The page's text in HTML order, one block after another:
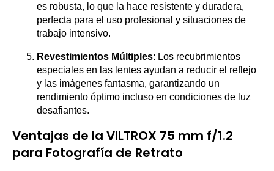
es robusta, lo que la hace resistente y duradera,
perfecta para el uso profesional y situaciones de
trabajo intensivo.
Revestimientos Múltiples: Los recubrimientos
especiales en las lentes ayudan a reducir el reflejo
y las imágenes fantasma, garantizando un
rendimiento óptimo incluso en condiciones de luz
desafiantes.
Ventajas de la VILTROX 75 mm f/1.2
para Fotografía de Retrato